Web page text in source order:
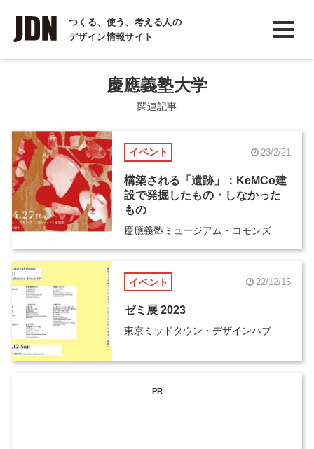
つくる、使う、考える人の
デザイン情報サイト
INTERVIEW
インタビュー
COLUMN
コラム
慶應義塾大学
関連記事
イベント 23/2/21
構築される「遺跡」：KeMCo建
設で発掘したもの・しなかった
もの
慶應義塾ミュージアム・コモンズ
イベント 22/12/15
ゼミ展 2023
東京ミッドタウン・デザインハブ
PR